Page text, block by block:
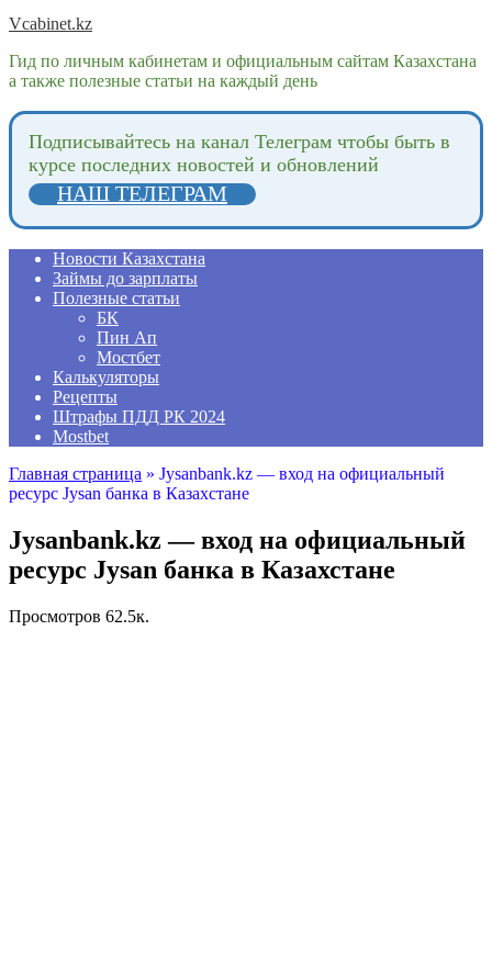
Vcabinet.kz
Гид по личным кабинетам и официальным сайтам Казахстана
а также полезные статьи на каждый день
Подпиcывайтесь на канал Телеграм чтобы быть в
курсе последних новостей и обновлений
НАШ ТЕЛЕГРАМ
Новости Казахстана
Займы до зарплаты
Полезные статьи
БК
Пин Ап
Мостбет
Калькуляторы
Рецепты
Штрафы ПДД РК 2024
Mostbet
Главная страница » Jysanbank.kz — вход на официальный
ресурс Jysan банка в Казахстане
Jysanbank.kz — вход на официальный
ресурс Jysan банка в Казахстане
Просмотров 62.5к.